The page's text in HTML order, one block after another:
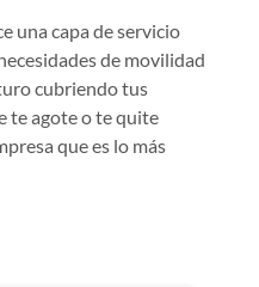
una capa de servicio
de movilidad
cubriendo tus
te agote o te quite
que es lo más